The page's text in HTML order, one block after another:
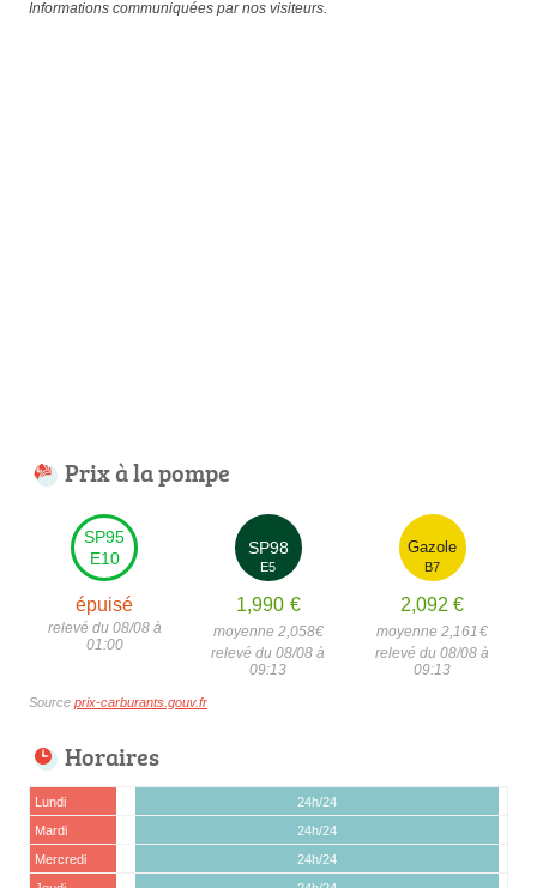
Informations communiquées par nos visiteurs.
Prix à la pompe
SP95
E10
épuisé
relevé du 08/08 à
01:00
SP98
E5
1,990 €
moyenne 2,058€
relevé du 08/08 à
09:13
Gazole
B7
2,092 €
moyenne 2,161 €
relevé du 08/08 à
09:13
Source prix-carburants.gouv.fr
Horaires
Lundi
24h/24
Mardi
24h/24
Mercredi
24h/24